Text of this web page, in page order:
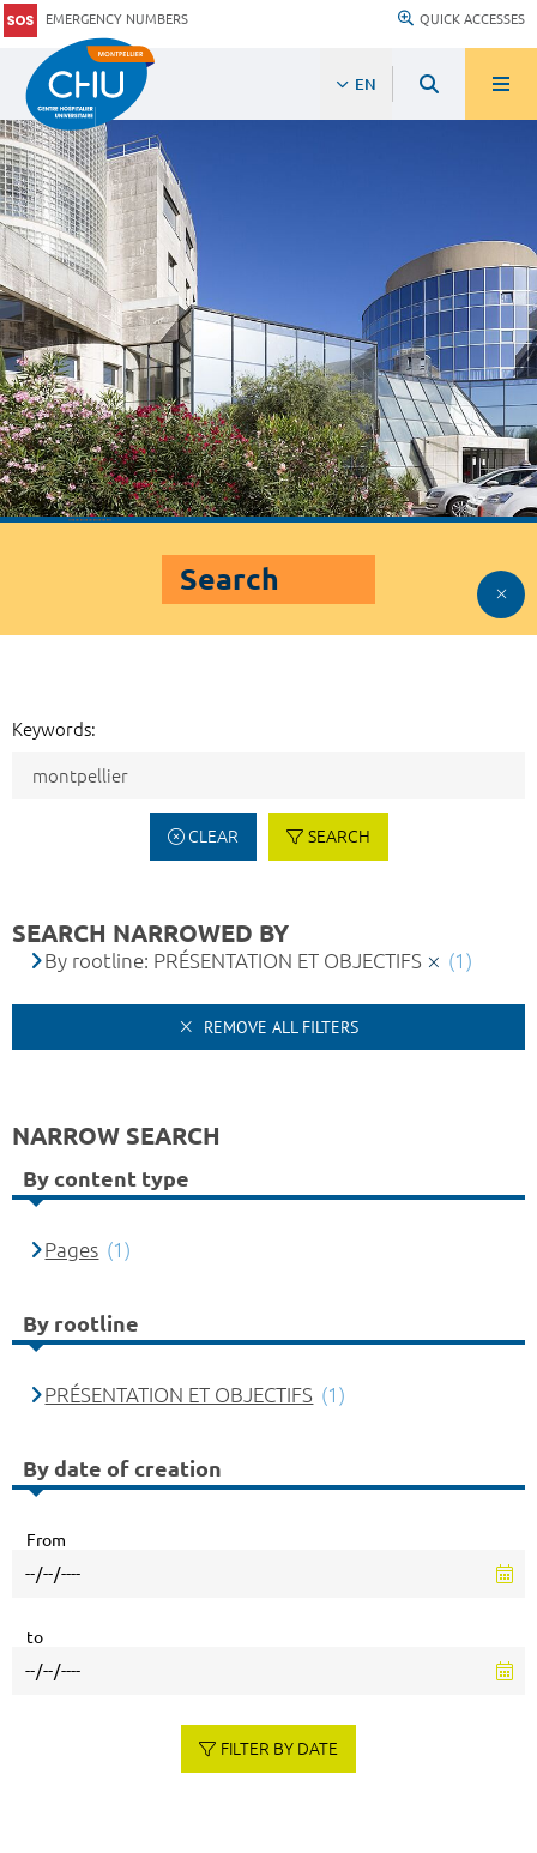
EMERGENCY NUMBERS QUICK ACCESSES
EN
Search
Keywords:
CLEAR SEARCH
SEARCH NARROWED BY
By rootline: PRÉSENTATION ET OBJECTIFS (1)
REMOVE ALL FILTERS
NARROW SEARCH
By content type
Pages (1)
By rootline
PRÉSENTATION ET OBJECTIFS (1)
By date of creation
From
to
FILTER BY DATE